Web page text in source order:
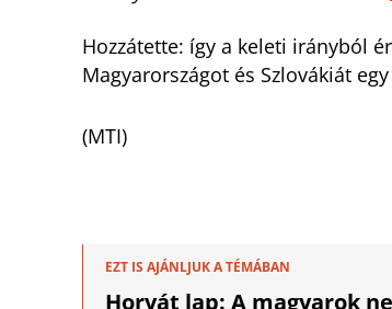
Hozzátette: így a keleti irányból
Magyarországot és Szlovákiát
(MTI)
EZT IS AJÁNLJUK A TÉMÁBAN
Horvát lap: A magyarok